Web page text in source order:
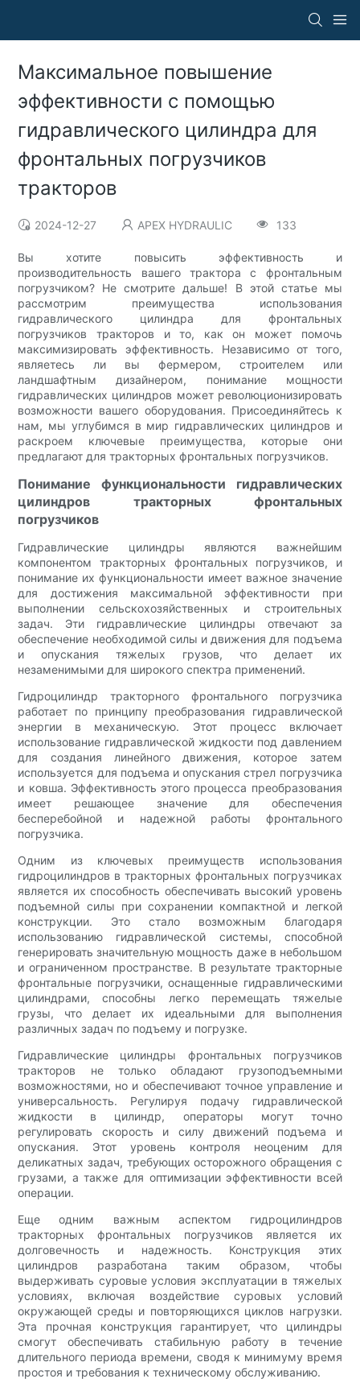
Максимальное повышение
эффективности с помощью
гидравлического цилиндра для
фронтальных погрузчиков
тракторов
2024-12-27 APEX HYDRAULIC 133
Вы хотите повысить эффективность и
производительность вашего трактора с фронтальным
погрузчиком? Не смотрите дальше! В этой статье мы
рассмотрим преимущества использования
гидравлического цилиндра для фронтальных
погрузчиков тракторов и то, как он может помочь
максимизировать эффективность. Независимо от того,
являетесь ли вы фермером, строителем или
ландшафтным дизайнером, понимание мощности
гидравлических цилиндров может революционизировать
возможности вашего оборудования. Присоединяйтесь к
нам, мы углубимся в мир гидравлических цилиндров и
раскроем ключевые преимущества, которые они
предлагают для тракторных фронтальных погрузчиков.
Понимание функциональности гидравлических
цилиндров тракторных фронтальных
погрузчиков
Гидравлические цилиндры являются важнейшим
компонентом тракторных фронтальных погрузчиков, и
понимание их функциональности имеет важное значение
для достижения максимальной эффективности при
выполнении сельскохозяйственных и строительных
задач. Эти гидравлические цилиндры отвечают за
обеспечение необходимой силы и движения для подъема
и опускания тяжелых грузов, что делает их
незаменимыми для широкого спектра применений.
Гидроцилиндр тракторного фронтального погрузчика
работает по принципу преобразования гидравлической
энергии в механическую. Этот процесс включает
использование гидравлической жидкости под давлением
для создания линейного движения, которое затем
используется для подъема и опускания стрел погрузчика
и ковша. Эффективность этого процесса преобразования
имеет решающее значение для обеспечения
бесперебойной и надежной работы фронтального
погрузчика.
Одним из ключевых преимуществ использования
гидроцилиндров в тракторных фронтальных погрузчиках
является их способность обеспечивать высокий уровень
подъемной силы при сохранении компактной и легкой
конструкции. Это стало возможным благодаря
использованию гидравлической системы, способной
генерировать значительную мощность даже в небольшом
и ограниченном пространстве. В результате тракторные
фронтальные погрузчики, оснащенные гидравлическими
цилиндрами, способны легко перемещать тяжелые
грузы, что делает их идеальными для выполнения
различных задач по подъему и погрузке.
Гидравлические цилиндры фронтальных погрузчиков
тракторов не только обладают грузоподъемными
возможностями, но и обеспечивают точное управление и
универсальность. Регулируя подачу гидравлической
жидкости в цилиндр, операторы могут точно
регулировать скорость и силу движений подъема и
опускания. Этот уровень контроля неоценим для
деликатных задач, требующих осторожного обращения с
грузами, а также для оптимизации эффективности всей
операции.
Еще одним важным аспектом гидроцилиндров
тракторных фронтальных погрузчиков является их
долговечность и надежность. Конструкция этих
цилиндров разработана таким образом, чтобы
выдерживать суровые условия эксплуатации в тяжелых
условиях, включая воздействие суровых условий
окружающей среды и повторяющихся циклов нагрузки.
Эта прочная конструкция гарантирует, что цилиндры
смогут обеспечивать стабильную работу в течение
длительного периода времени, сводя к минимуму время
простоя и требования к техническому обслуживанию.